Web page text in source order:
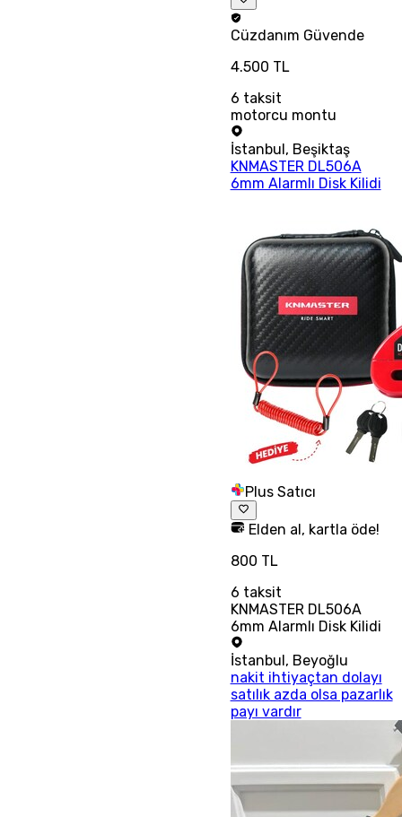
Cüzdanım Güvende
4.500 TL
6 taksit
motorcu montu
İstanbul, Beşiktaş
KNMASTER DL506A
6mm Alarmlı Disk Kilidi
Plus Satıcı
Elden al, kartla öde!
800 TL
6 taksit
KNMASTER DL506A
6mm Alarmlı Disk Kilidi
İstanbul , Beyoğlu
nakit ihtiyaçtan dolayı
satılık azda olsa pazarlık
payı vardır